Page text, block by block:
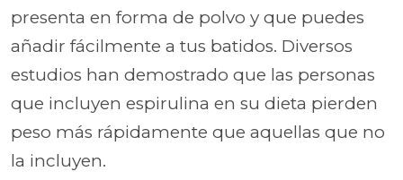
presenta en forma de polvo y que puedes
añadir fácilmente a tus batidos. Diversos
estudios han demostrado que las personas
que incluyen espirulina en su dieta pierden
peso más rápidamente que aquellas que no
la incluyen.